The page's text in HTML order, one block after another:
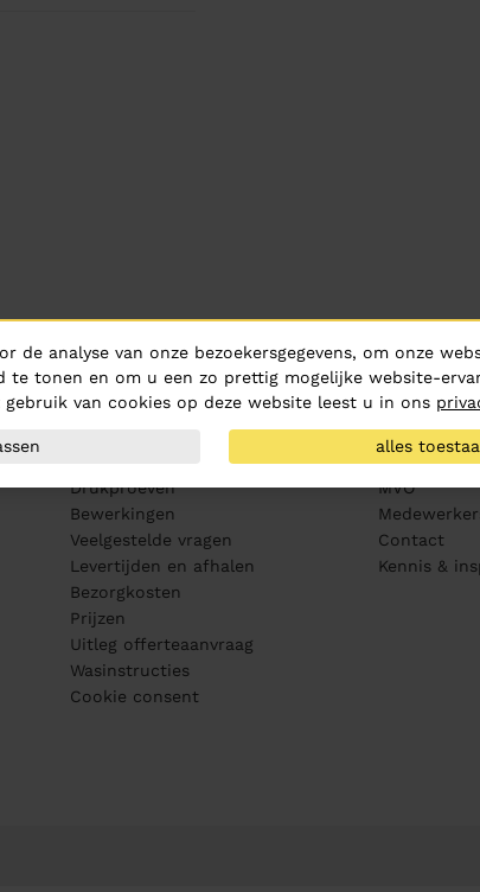
Klantenservice
Aanleveren artwork
Drukproeven
Bewerkingen
Veelgestelde vragen
Levertijden en afhalen
Bezorgkosten
Prijzen
Uitleg offerteaanvraag
Wasinstructies
Cookie consent
Over ons
Over
Vacatures
MVO
Contact
Kennis &
de analyse van onze bezoekersgegevens, om onze
te tonen en om u een zo prettig mogelijke website-
van cookies op deze website leest u in ons
alles